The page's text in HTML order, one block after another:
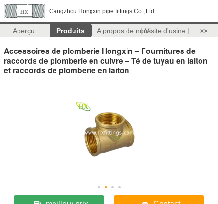
Cangzhou Hongxin pipe fittings Co., Ltd.
Aperçu Produits A propos de nousVisite d'usine >>
Accessoires de plomberie Hongxin – Fournitures de
raccords de plomberie en cuivre – Té de tuyau en laiton
et raccords de plomberie en laiton